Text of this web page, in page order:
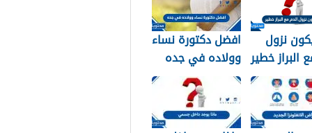
نزول
البراز خطير
افضل دكتورة نساء
وولاده في جده
2026